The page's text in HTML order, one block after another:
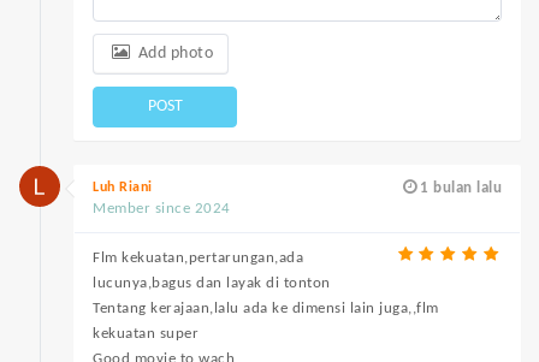
Add photo
POST
1 bulan lalu
Luh Riani
Member since 2024
Flm kekuatan,pertarungan,ada
lucunya,bagus dan layak di tonton
Tentang kerajaan,lalu ada ke dimensi lain juga,,flm
kekuatan super